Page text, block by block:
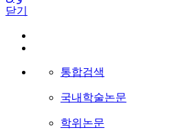
닫기
통합검색
국내학술논문
학위논문